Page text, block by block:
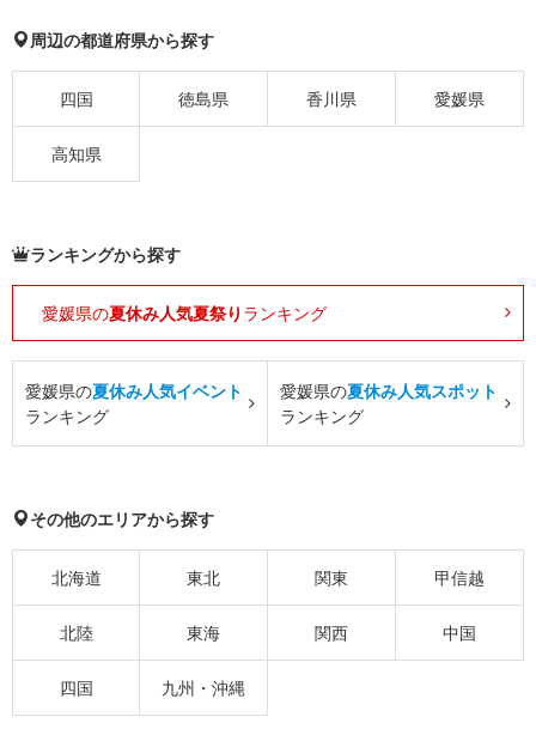
周辺の都道府県から探す
四国 徳島県 香川県 愛媛県
高知県
ランキングから探す
愛媛県の夏休み人気夏祭り ランキング
愛媛県の夏休み人気イベント
ランキング
愛媛県の夏休み人気スポット
ランキング
その他のエリアから探す
北海道 東北 関東 甲信越
北陸 東海 関西 中国
四国 九州・沖縄